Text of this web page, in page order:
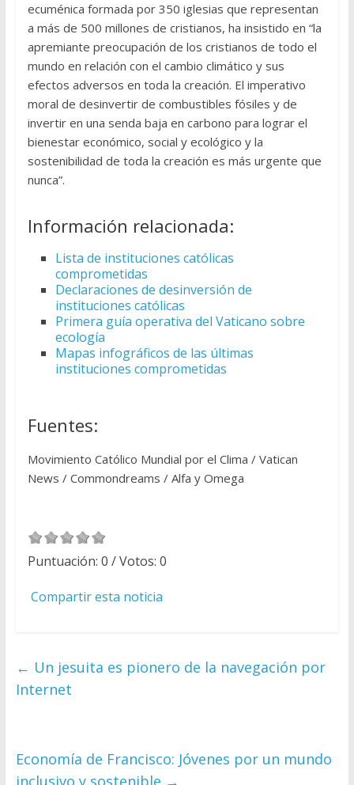
ecuménica formada por 350 iglesias que representan
a más de 500 millones de cristianos, ha insistido en “la
apremiante preocupación de los cristianos de todo el
mundo en relación con el cambio climático y sus
efectos adversos en toda la creación. El imperativo
moral de desinvertir de combustibles fósiles y de
invertir en una senda baja en carbono para lograr el
bienestar económico, social y ecológico y la
sostenibilidad de toda la creación es más urgente que
nunca”.
Información relacionada:
Lista de instituciones católicas
comprometidas
Declaraciones de desinversión de
instituciones católicas
Primera guía operativa del Vaticano sobre
ecología
Mapas infográficos de las últimas
instituciones comprometidas
Fuentes:
Movimiento Católico Mundial por el Clima / Vatican
News / Commondreams / Alfa y Omega
Puntuación: 0 / Votos: 0
Compartir esta noticia
← Un jesuita es pionero de la navegación por
Internet
Economía de Francisco: Jóvenes por un mundo
inclusivo y sostenible →